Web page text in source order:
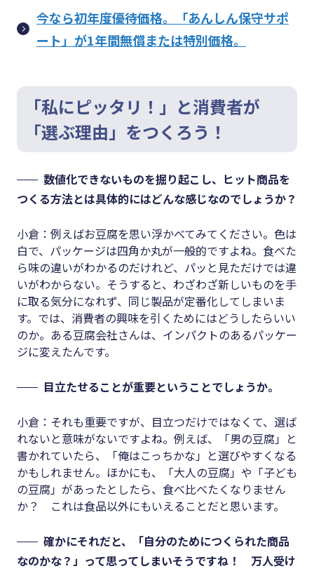
今なら初年度優待価格。「あんしん保守サポ
ート」が1年間無償または特別価格。
「私にピッタリ！」と消費者が
「選ぶ理由」をつくろう！
数値化できないものを掘り起こし、ヒット商品を
つくる方法とは具体的にはどんな感じなのでしょうか？
小倉：例えばお豆腐を思い浮かべてみてください。色は
白で、パッケージは四角か丸が一般的ですよね。食べた
ら味の違いがわかるのだけれど、パッと見ただけでは違
いがわからない。そうすると、わざわざ新しいものを手
に取る気分になれず、同じ製品が定番化してしまいま
す。では、消費者の興味を引くためにはどうしたらいい
のか。ある豆腐会社さんは、インパクトのあるパッケー
ジに変えたんです。
目立たせることが重要ということでしょうか。
小倉：それも重要ですが、目立つだけではなくて、選ば
れないと意味がないですよね。例えば、「男の豆腐」と
書かれていたら、「俺はこっちかな」と選びやすくなる
かもしれません。ほかにも、「大人の豆腐」や「子ども
の豆腐」があったとしたら、食べ比べたくなりません
か？ これは食品以外にもいえることだと思います。
確かにそれだと、「自分のためにつくられた商品
なのかな？」って思ってしまいそうですね！ 万人受け